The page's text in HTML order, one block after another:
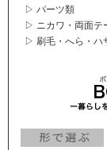
▷ パーツ類
▷ ニカワ・両面テ
▷ 刷毛・へら・ハ